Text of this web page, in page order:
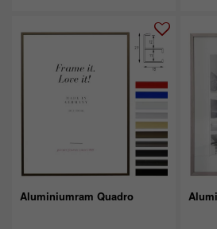
Aluminiumram Quadro